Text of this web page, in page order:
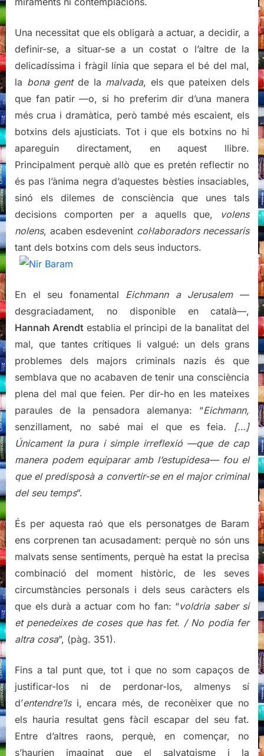
Una necessitat que els obligarà a actuar, a decidir, a
definir-se, a situar-se a un costat o l’altre de la
delicadíssima i fràgil línia que separa el bé del mal,
la bona gentde la malvada, els que pateixen dels
que fan patir —o, si ho preferim dir d’una manera
més crua i dramàtica, però també més escaient, els
botxins dels ajusticiats. Tot i que els botxins no hi
apareguin directament, en aquest llibre.
Principalment perquè allò que es pretén reflectir no
és pas l’ànima negra d’aquestes bèsties insaciables,
sinó els dilemes de consciència que unes tals
decisions comporten per a aquells que, volens
nolens, acaben esdevenint col·laboradors necessaris
tant dels botxins com dels seus inductors.
En el seu fonamental Eichmann a Jerusalem—
desgraciadament, no disponible en català—,
Hannah Arendt establia el principi de la banalitat del
mal, que tantes crítiques li valgué: un dels grans
problemes dels majors criminals nazis és que
semblava que no acabaven de tenir una consciència
plena del mal que feien. Per dir-ho en les mateixes
paraules de la pensadora alemanya: “Eichmann,
senzillament, no sabé mai el que es feia. […]
Únicament la pura i simple irreflexió —que de cap
manera podem equiparar amb l’estupidesa— fou el
que el predisposà a convertir-se en el major criminal
del seu temps”.
És per aquesta raó que els personatges de Baram
ens corprenen tan acusadament: perquè no són uns
malvats sense sentiments, perquè ha estat la precisa
combinació del moment històric, de les seves
circumstàncies personals i dels seus caràcters els
que els durà a actuar com ho fan: “voldria saber si
et penedeixes de coses que has fet. / No podia fer
altra cosa”, (pàg. 351).
Fins a tal punt que, tot i que no som capaços de
justificar-los ni de perdonar-los, almenys sí
d’entendre’lsi, encara més, de reconèixer que no
els hauria resultat gens fàcil escapar del seu fat.
Entre d’altres raons, perquè, en començar, no
s’haurien imaginat que el salvatgisme i la